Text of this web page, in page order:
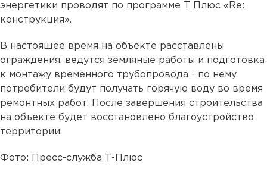
энергетики проводят по программе Т Плюс «Re:
конструкция».
В настоящее время на объекте расставлены
ограждения, ведутся земляные работы и подготовка
к монтажу временного трубопровода - по нему
потребители будут получать горячую воду во время
ремонтных работ. После завершения строительства
на объекте будет восстановлено благоустройство
территории.
Фото: Пресс-служба Т-Плюс